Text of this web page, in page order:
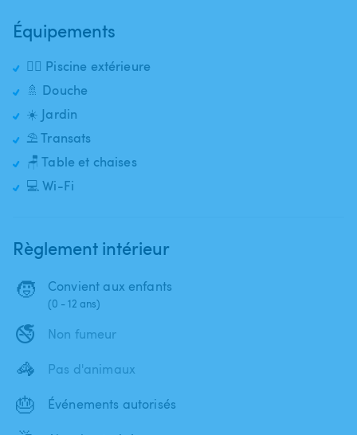
Équipements
🏊‍♂️ Piscine extérieure
🚿 Douche
☀️ Jardin
⛱️ Transats
🪑 Table et chaises
💻 Wi-Fi
Règlement intérieur
🧒 Convient aux enfants
(0 - 12 ans)
🚭 Non fumeur
🦓 Pas d'animaux
🎂 Événements autorisés